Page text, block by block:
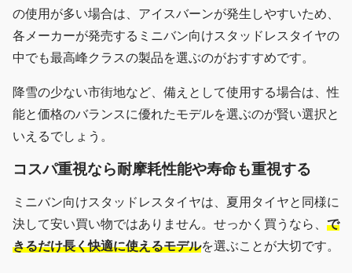
の使用が多い場合は、アイスバーンが発生しやすいため、
各メーカーが発売するミニバン向けスタッドレスタイヤの
中でも最高峰クラスの製品を選ぶのがおすすめです。
降雪の少ない市街地など、備えとして使用する場合は、性
能と価格のバランスに優れたモデルを選ぶのが賢い選択と
いえるでしょう。
コスパ重視なら耐摩耗性能や寿命も重視する
ミニバン向けスタッドレスタイヤは、夏用タイヤと同様に
決して安い買い物ではありません。せっかく買うなら、 で
きるだけ長く快適に使えるモデルを選ぶことが大切です。